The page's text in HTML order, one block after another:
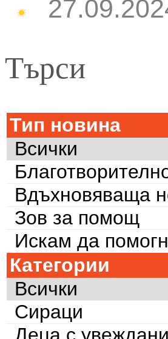
Търси
Тип новина
Всички
Вдъхновяваща
Зов за помощ
Искам да
Категории
Всички
Сираци